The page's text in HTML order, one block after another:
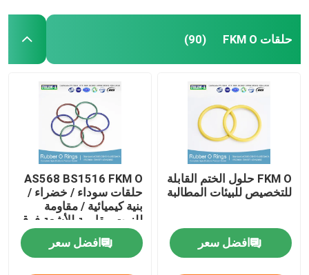
حلقات FKM O (90)
FKM O حلول الختم القابلة
للتخصيص للبيئات المطالبة
افضل سعر
AS568 BS1516 FKM O
حلقات سوداء / خضراء /
بنية كيميائية / مقاومة
للزيت مقاومة للأشعة فوق
البنفسجية
افضل سعر